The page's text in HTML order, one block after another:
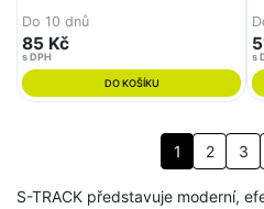
Do 10 dnů
85 Kč
s DPH
DO KOŠÍKU
s
1 2 3
S-TRACK představuje moderní,